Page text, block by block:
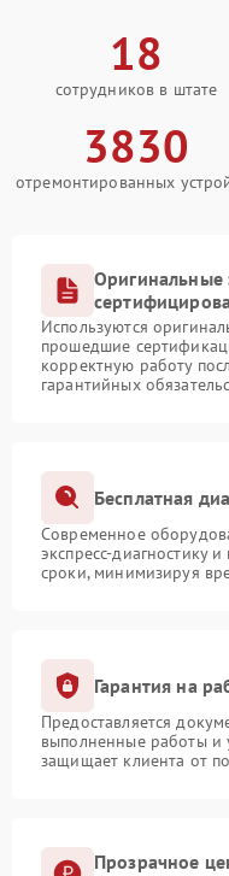
18
сотрудников в штате
3830
отремонтированных
Оригинальные
Используются
прошедшие
корректную работу
гарантийных
Бесплатная
Современное
экспресс-диагностику
сроки, минимизируя
Гарантия на
Предоставляется
выполненные работы и
защищает клиента от
Прозрачное